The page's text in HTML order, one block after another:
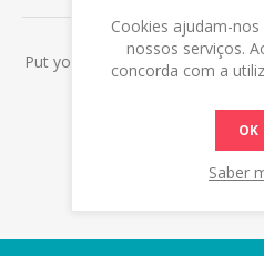
Put your login / registration
Cookies ajudam-
nossos serviços.
concorda com a
OK
Saber